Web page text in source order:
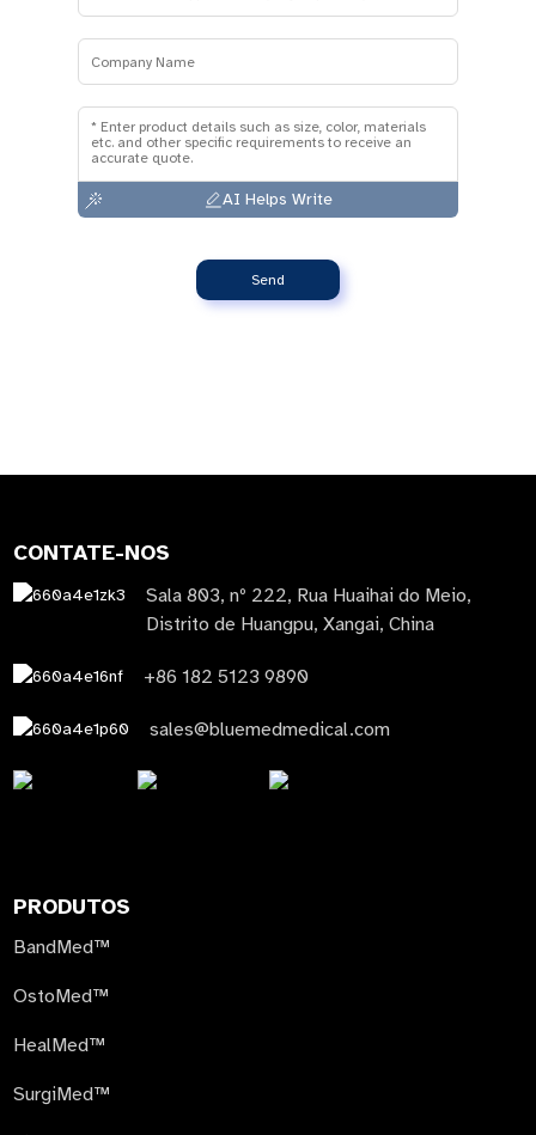
AI Helps Write
Send
CONTATE-NOS
Sala 803, nº 222, Rua Huaihai do Meio,
Distrito de Huangpu, Xangai, China
+86 182 5123 9890
sales@bluemedmedical.com
PRODUTOS
BandMed™
OstoMed™
HealMed™
SurgiMed™